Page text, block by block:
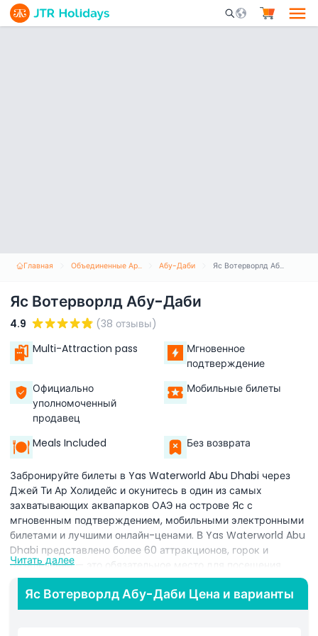
Mobile Search
Главная Объединенные Арабские Эмираты Абу-Даби Яс Вотерворлд Абу-Даби
Яс Вотерворлд Абу-Даби
4.9
(38 отзывы)
Multi-Attraction pass
Мгновенное
подтверждение
Официально
уполномоченный
продавец
Мобильные билеты
Meals Included Без возврата
Забронируйте билеты в Yas Waterworld Abu Dhabi через
Джей Ти Ар Холидейс и окунитесь в один из самых
захватывающих аквапарков ОАЭ на острове Яс с
мгновенным подтверждением, мобильными электронными
билетами и лучшими онлайн-ценами. В Yas Waterworld Abu
Dhabi представлено более 60 аттракционов, горок и
развлечений — это обязательное место для посещения
семьям, парам и любителям острых ощущений, ищущим
лучшие развлечения в Абу-Даби. Насладитесь всемирно
известными аттракционами, включая Dawwama —
Читать далее
Яс Вотерворлд Абу-Даби Цена и варианты